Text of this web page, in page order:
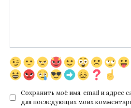
Сохранить моё имя, email и адрес
для последующих моих